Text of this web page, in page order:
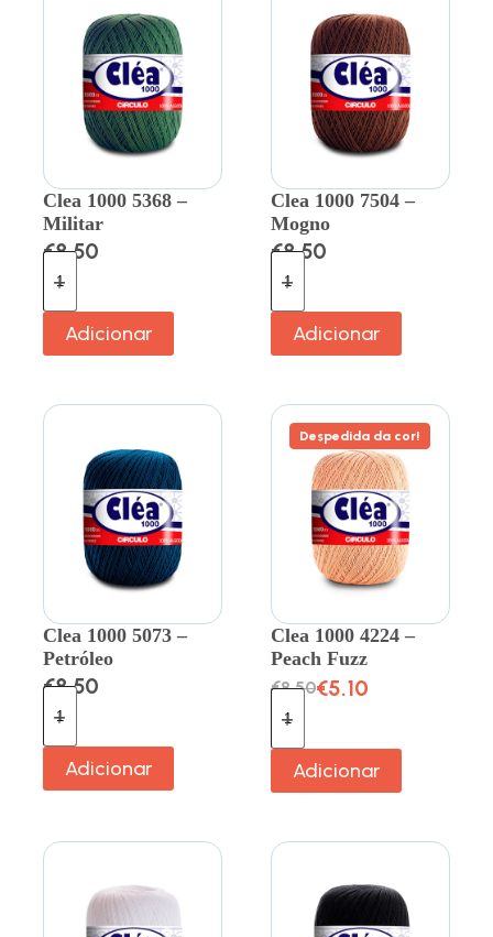
Clea 1000 5368 –
Militar
€8.50
Adicionar
Clea 1000 7504 –
Mogno
€8.50
Adicionar
Clea 1000 5073 –
Petróleo
€8.50
Adicionar
Despedida da cor!
Clea 1000 4224 –
Peach Fuzz
€8.50€5.10
Adicionar